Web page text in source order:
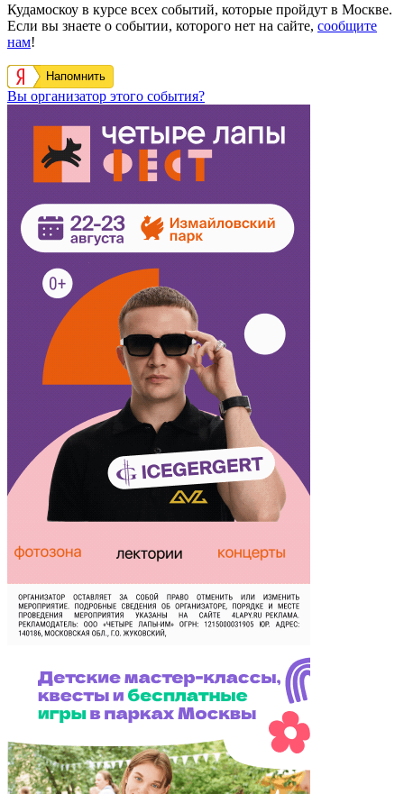
Кудамоскоу в курсе всех событий, которые пройдут в Москве.
Если вы знаете о событии, которого нет на сайте, сообщите
нам!
Напомнить
Вы организатор этого события?